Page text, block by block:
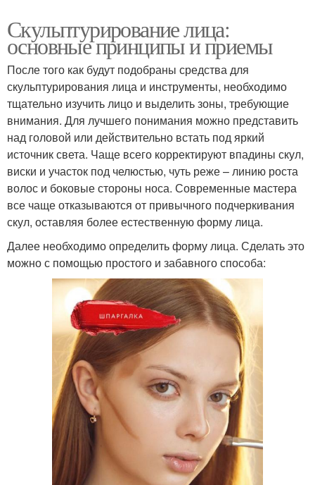
Скульптурирование лица:
основные принципы и приемы
После того как будут подобраны средства для
скульптурирования лица и инструменты, необходимо
тщательно изучить лицо и выделить зоны, требующие
внимания. Для лучшего понимания можно представить
над головой или действительно встать под яркий
источник света. Чаще всего корректируют впадины скул,
виски и участок под челюстью, чуть реже – линию роста
волос и боковые стороны носа. Современные мастера
все чаще отказываются от привычного подчеркивания
скул, оставляя более естественную форму лица.
Далее необходимо определить форму лица. Сделать это
можно с помощью простого и забавного способа: